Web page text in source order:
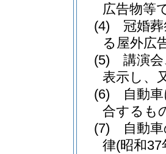
広告物等
(4)
冠婚
る屋外広
(5)
講演
表示し、
(6)
自動
合するも
(7)
自動
律(昭和37